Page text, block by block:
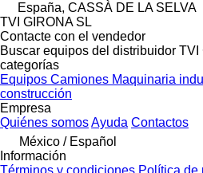
España, CASSÀ DE LA SELVA
TVI GIRONA SL
Contacte con el vendedor
Buscar equipos del distribuidor TVI
categorías
Equipos Camiones Maquinaria
construcción
Empresa
Quiénes somosAyuda Contactos
México / Español
Información